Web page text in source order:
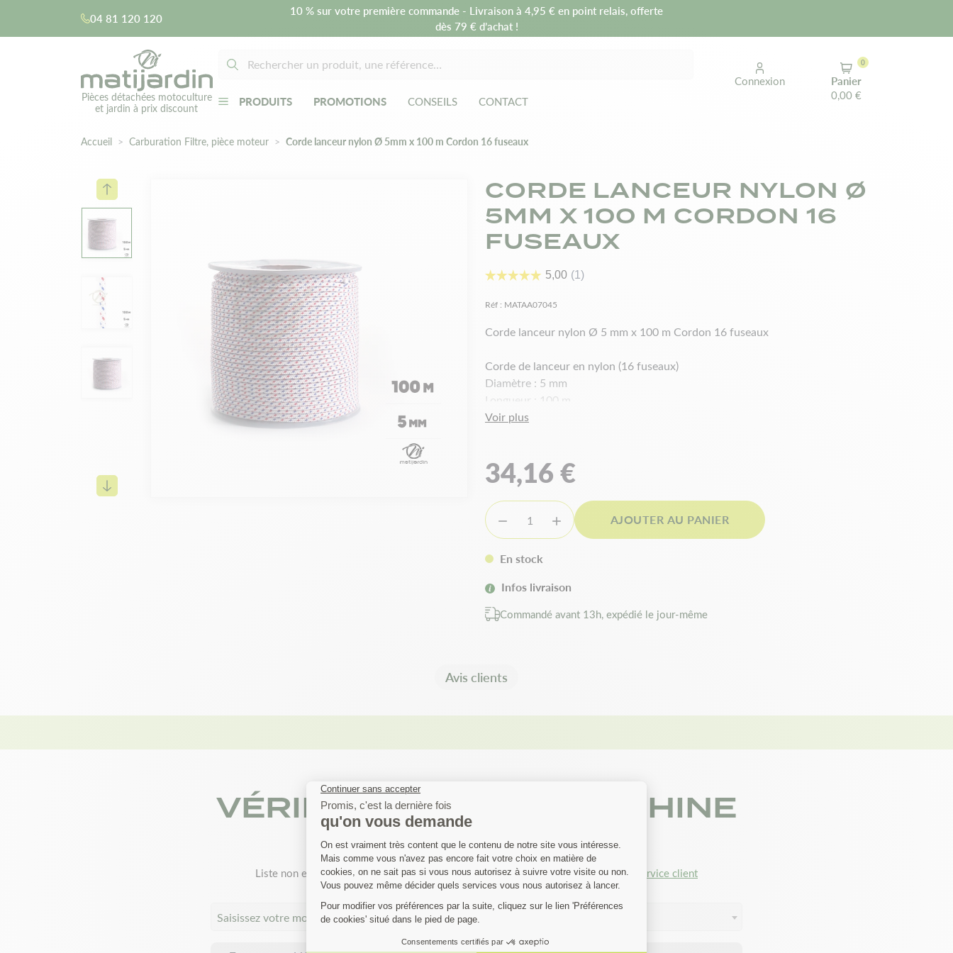
04 81 120 120
10 % sur votre première commande - Livraison à 4,95 € en point relais, offerte
dès 79 € d’achat !
Pièces détachées motoculture
et jardin à prix discount
PRODUITS PROMOTIONS CONSEILS CONTACT
Connexion
Panier
0,00 €
0
Accueil Carburation Filtre, pièce moteur Corde lanceur nylon Ø 5mm x 100 m Cordon 16 fuseaux
CORDE LANCEUR NYLON Ø
5MM X 100 M CORDON 16
FUSEAUX
Réf : MATAA07045
Corde lanceur nylon Ø 5 mm x 100 m Cordon 16 fuseaux
Corde de lanceur en nylon (16 fuseaux)
Diamètre : 5 mm
Longueur : 100 m
Coloris : rouge, blanc, bleu .
Voir plus
34,16 €
  AJOUTER AU PANIER
En stock
Infos livraison
Commandé avant 13h, expédié le jour-même
Avis clients
VÉRIFIEZ SI VOTRE MACHINE
EST COMPATIBLE
Liste non exhaustive. Si votre machine ne figure pas dans la liste,Contactez notre service client
Saisissez votre modèle…